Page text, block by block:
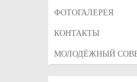
УЛАН-УДЭ.
Изначально, улица
Большая
была переименована
ФОТОГАЛЕРЕЯ
КОНТАКТЫ
МОЛОДЁЖНЫЙ